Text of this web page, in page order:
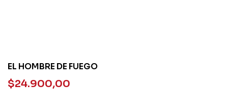
EL HOMBRE DE FUEGO
$24.900,00